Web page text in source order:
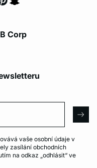
Corp
vaše osobní údaje v
zasílání obchodních
na odkaz „odhlásit“ ve